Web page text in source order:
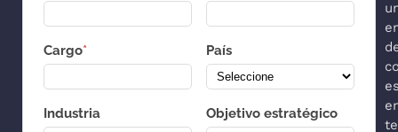
Cargo* País
Industria Objetivo estratégico